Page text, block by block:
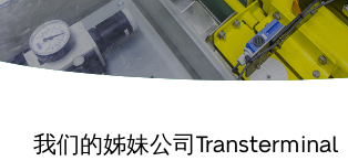
我们的姊妹公司Transterminal